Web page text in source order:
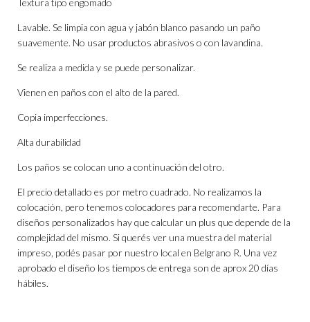
Textura tipo engomado
Lavable. Se limpia con agua y jabón blanco pasando un paño
suavemente. No usar productos abrasivos o con lavandina.
Se realiza a medida y se puede personalizar.
Vienen en paños con el alto de la pared.
Copia imperfecciones.
Alta durabilidad
Los paños se colocan uno a continuación del otro.
El precio detallado es por metro cuadrado. No realizamos la
colocación, pero tenemos colocadores para recomendarte. Para
diseños personalizados hay que calcular un plus que depende de la
complejidad del mismo. Si querés ver una muestra del material
impreso, podés pasar por nuestro local en Belgrano R. Una vez
aprobado el diseño los tiempos de entrega son de aprox 20 días
hábiles.